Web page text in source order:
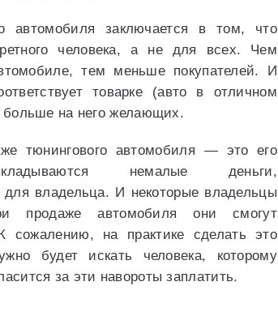
автомобиля заключается в том, что
человека, а не для всех. Чем
тем меньше покупателей. И
товарке (авто в отличном
больше на него желающих.
тюнингового автомобиля — это его
немалые деньги,
владельца. И некоторые владельцы
продаже автомобиля они смогут
сожалению, на практике сделать это
будет искать человека, которому
за эти навороты заплатить.